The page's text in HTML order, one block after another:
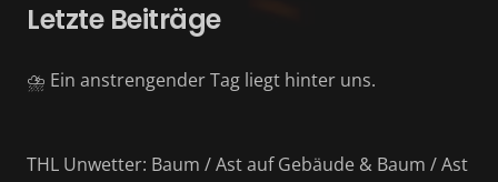
Letzte Beiträge
⛈️ Ein anstrengender Tag liegt hinter uns.
THL Unwetter: Baum / Ast auf Gebäude & Baum / Ast